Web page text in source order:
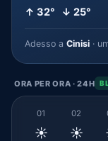
↑ 32° ↓ 25°
Adesso a Cinisi ·
ORA PER ORA · 24H
01
☀️
02
☀️